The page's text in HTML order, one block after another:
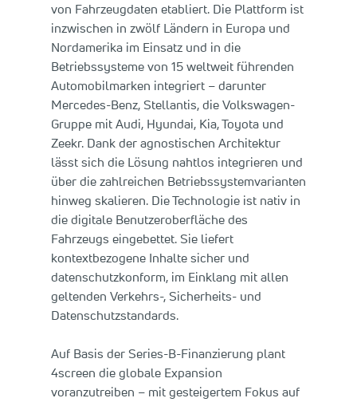
von Fahrzeugdaten etabliert. Die Plattform ist
inzwischen in zwölf Ländern in Europa und
Nordamerika im Einsatz und in die
Betriebssysteme von 15 weltweit führenden
Automobilmarken integriert – darunter
Mercedes-Benz, Stellantis, die Volkswagen-
Gruppe mit Audi, Hyundai, Kia, Toyota und
Zeekr. Dank der agnostischen Architektur
lässt sich die Lösung nahtlos integrieren und
über die zahlreichen Betriebssystemvarianten
hinweg skalieren. Die Technologie ist nativ in
die digitale Benutzeroberfläche des
Fahrzeugs eingebettet. Sie liefert
kontextbezogene Inhalte sicher und
datenschutzkonform, im Einklang mit allen
geltenden Verkehrs-, Sicherheits- und
Datenschutzstandards.
Auf Basis der Series-B-Finanzierung plant
4screen die globale Expansion
voranzutreiben – mit gesteigertem Fokus auf